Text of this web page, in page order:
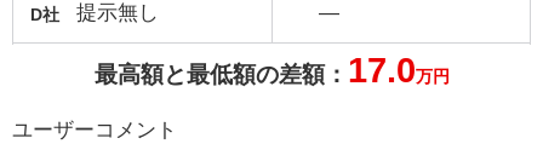
D社 提示無し ―
最高額と最低額の差額： 17.0万円
ユーザーコメント